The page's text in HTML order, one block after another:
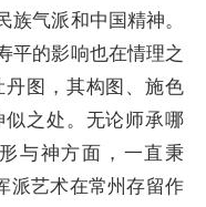
气派和中国精神。
平的影响也在情理之
图，其构图、施色
之处。无论师承哪
与神方面，一直秉
派艺术在常州存留作